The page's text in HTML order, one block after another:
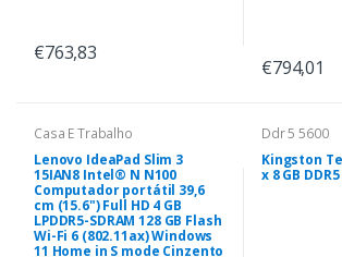
€763,83
€794,01
Casa E Trabalho
Lenovo IdeaPad Slim 3
15IAN8 Intel® N N100
Computador portátil 39,6
cm (15.6") Full HD 4 GB
LPDDR5-SDRAM 128 GB Flash
Wi-Fi 6 (802.11ax) Windows
11 Home in S mode Cinzento
Ddr 5 5600
Kingston
x 8 GB